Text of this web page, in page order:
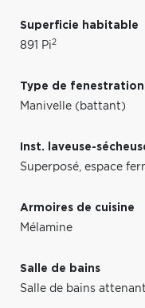
Superficie habitable
891 Pi2
Type de fenestration
Manivelle (battant)
Inst. laveuse-
Superposé, espace
Armoires de cuisine
Mélamine
Salle de bains
Salle de bains